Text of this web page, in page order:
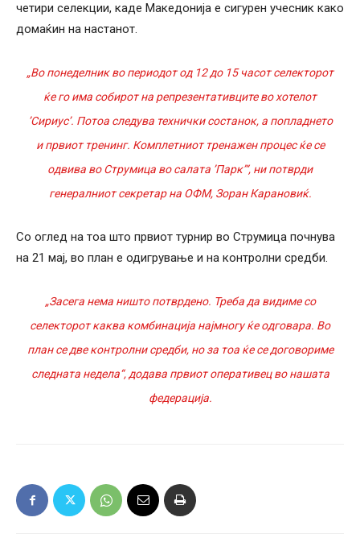
четири селекции, каде Македонија е сигурен учесник како
домаќин на настанот.
„Во понеделник во периодот од 12 до 15 часот селекторот
ќе го има собирот на репрезентативците во хотелот
’Сириус’. Потоа следува технички состанок, а попладнето
и првиот тренинг. Комплетниот тренажен процес ќе се
одвива во Струмица во салата ’Парк’“, ни потврди
генералниот секретар на ОФМ, Зоран Карановиќ.
Со оглед на тоа што првиот турнир во Струмица почнува
на 21 мај, во план е одигрување и на контролни средби.
„Засега нема ништо потврдено. Треба да видиме со
селекторот каква комбинација најмногу ќе одговара. Во
план се две контролни средби, но за тоа ќе се договориме
следната недела“, додава првиот оперативец во нашата
федерација.